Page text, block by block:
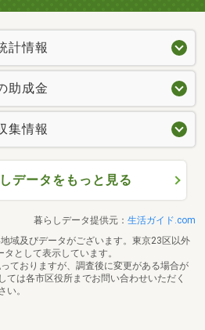
計情報
助成金
集情報
データをもっと見る
暮らしデータ提供元： 生活ガイド.com
域及びデータがございます。東京23区以外
として表示しています。
ておりますが、調査後に変更がある場合が
ては各市区役所までお問い合わせいただく
い。